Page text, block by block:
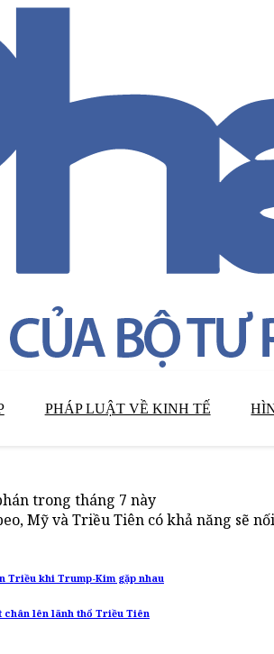
PHÁP LUẬT VỀ KINH TẾ
trong tháng 7 này
Mỹ và Triều Tiên có khả năng sẽ
Triều khi Trump-Kim gặp nhau
chân lên lãnh thổ Triều Tiên